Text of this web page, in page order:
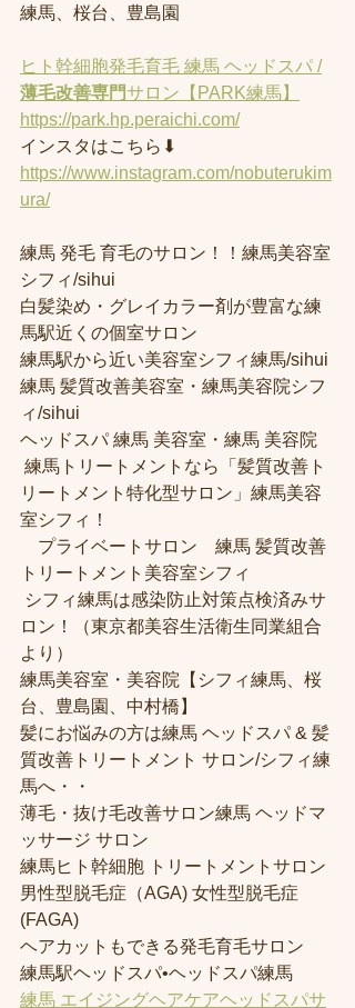
練馬、桜台、豊島園
ヒト幹細胞発毛育毛 練馬 ヘッドスパ /
薄毛改善専門サロン【PARK練馬】
https://park.hp.peraichi.com/
インスタはこちら⬇︎
https://www.instagram.com/nobuterukim
ura/
練馬 発毛 育毛のサロン！！練馬美容室
シフィ/sihui
白髪染め・グレイカラー剤が豊富な練
馬駅近くの個室サロン
練馬駅から近い美容室シフィ練馬/sihui
練馬 髪質改善美容室・練馬美容院シフ
ィ/sihui
ヘッドスパ 練馬 美容室・練馬 美容院
練馬トリートメントなら「髪質改善ト
リートメント特化型サロン」練馬美容
室シフィ！
プライベートサロン　練馬 髪質改善
トリートメント美容室シフィ
シフィ練馬は感染防止対策点検済みサ
ロン！（東京都美容生活衛生同業組合
より）
練馬美容室・美容院【シフィ練馬、桜
台、豊島園、中村橋】
髪にお悩みの方は練馬 ヘッドスパ & 髪
質改善トリートメント サロン/シフィ練
馬へ・・
薄毛・抜け毛改善サロン練馬 ヘッドマ
ッサージ サロン
練馬ヒト幹細胞 トリートメントサロン
男性型脱毛症（AGA) 女性型脱毛症
(FAGA)
ヘアカットもできる発毛育毛サロン
練馬駅ヘッドスパ•ヘッドスパ練馬
練馬 エイジングヘアケアヘッドスパサ